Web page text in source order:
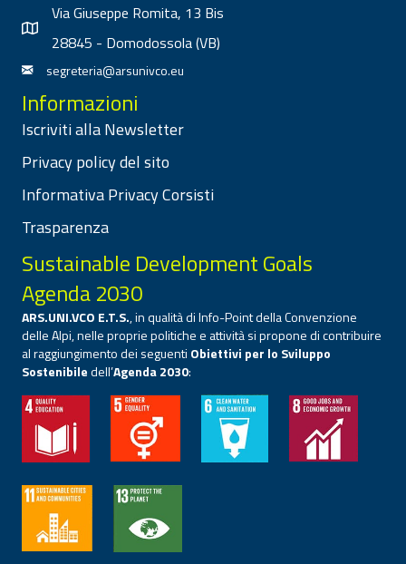
Via Giuseppe Romita, 13 Bis
28845 - Domodossola (VB)
segreteria@arsunivco.eu
Informazioni
Iscriviti alla Newsletter
Privacy policy del sito
Informativa Privacy Corsisti
Trasparenza
Sustainable Development Goals
Agenda 2030
ARS.UNI.VCO E.T.S., in qualità di Info-Point della Convenzione
delle Alpi, nelle proprie politiche e attività si propone di contribuire
al raggiungimento dei seguenti Obiettivi per lo Sviluppo
Sostenibiledell’Agenda 2030: